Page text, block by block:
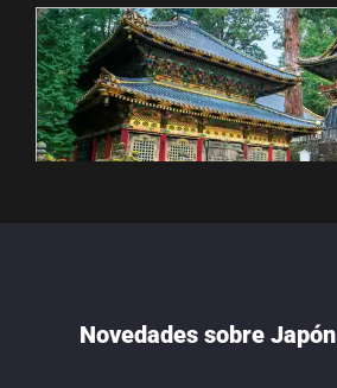
Novedades sobre Japón